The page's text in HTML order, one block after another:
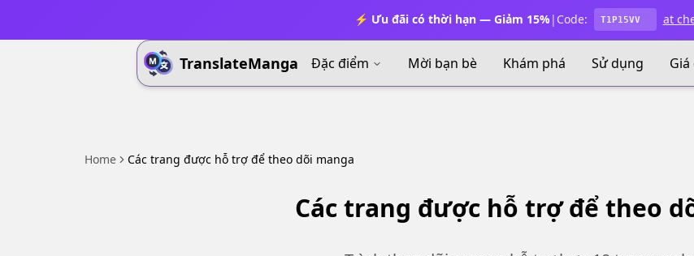
⚡ Ưu đãi có thời hạn — Giảm 15%| Code: T1P15VV at
TranslateManga Đặc điểm Mời bạn bè Khám phá Sử dụng Giá
Home Các trang được hỗ trợ để theo dõi manga
Các trang được hỗ trợ để theo